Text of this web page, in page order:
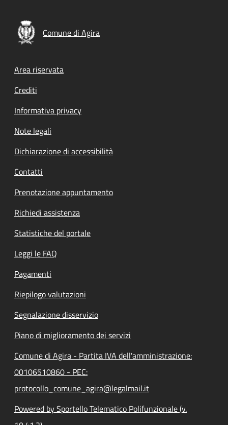
Comune di Agira
Footer menu
Area riservata
Crediti
Informativa privacy
Note legali
Dichiarazione di accessibilità
Contatti
Prenotazione appuntamento
Richiedi assistenza
Statistiche del portale
Leggi le FAQ
Pagamenti
Riepilogo valutazioni
Segnalazione disservizio
Piano di miglioramento dei servizi
Comune di Agira - Partita IVA dell'amministrazione:
00106510860 - PEC:
protocollo_comune_agira@legalmail.it
Powered by Sportello Telematico Polifunzionale (v.